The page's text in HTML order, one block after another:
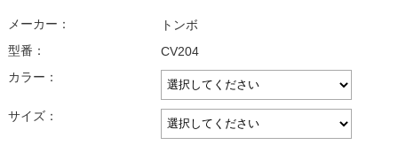
メーカー：
トンボ
型番：
CV204
カラー：
サイズ：